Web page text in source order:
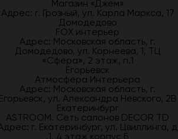
Магазин «Джем»
Адрес: г. Грозный, ул. Карла Маркса, 17
Домодедово
FOX интерьер
Адрес: Московская область, г.
Домодедово, ул. Корнеева, 1, ТЦ
«Сфера», 2 этаж, п.1
Егорьевск
Атмосфера Интерьера
Адрес: Московская область, г.
ул. Александра Невского, 2В
Екатеринбург
ASTROOM. Сеть салонов DECOR TD
г. Екатеринбург, ул. Цвиллинга, д
.1, 4 этаж корпус Б